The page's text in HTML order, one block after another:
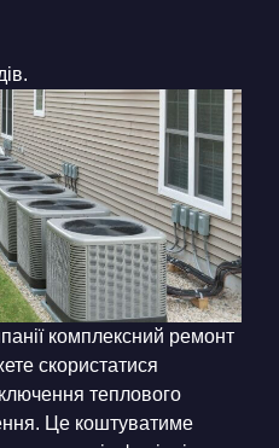
комплексний ремонт
скористатися
теплового
Це коштуватиме